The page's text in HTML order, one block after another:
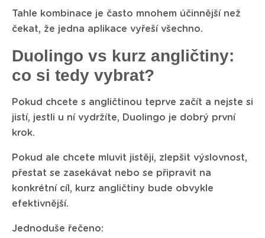
Tahle kombinace je často mnohem účinnější než
čekat, že jedna aplikace vyřeší všechno.
Duolingo vs kurz angličtiny:
co si tedy vybrat?
Pokud chcete s angličtinou teprve začít a nejste si
jistí, jestli u ní vydržíte, Duolingo je dobrý první
krok.
Pokud ale chcete mluvit jistěji, zlepšit výslovnost,
přestat se zasekávat nebo se připravit na
konkrétní cíl, kurz angličtiny bude obvykle
efektivnější.
Jednoduše řečeno: